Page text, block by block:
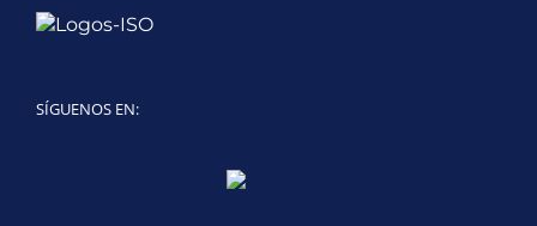
SÍGUENOS EN:
LinkedInYouTube